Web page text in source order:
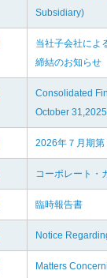
Subsidiary)
当社子会社によ
締結のお知らせ
Consolidated
October
2026年７月期
コーポレート・
臨時報告書
Notice
Matters